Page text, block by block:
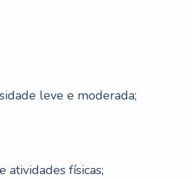
leve e moderada;
atividades físicas;